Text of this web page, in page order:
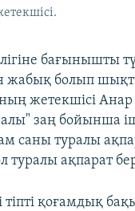
бағынышты
жабық болып
жетекшісі
заң бойынша
саны туралы
туралы ақпарат
тіпті қоғамдық